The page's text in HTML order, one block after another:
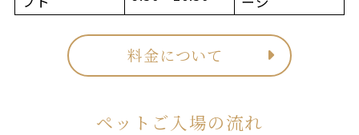
料金について
ペットご入場の流れ